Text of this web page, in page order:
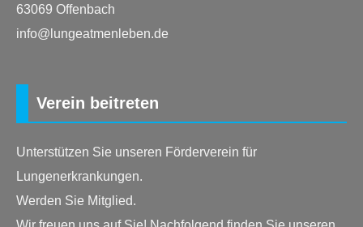
63069 Offenbach
info@lungeatmenleben.de
Verein beitreten
Unterstützen Sie unseren Förderverein für
Lungenerkrankungen.
Werden Sie Mitglied.